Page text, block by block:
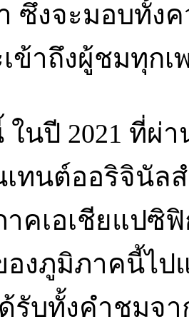
ซึ่งจะมอบทั้ง
ข้าถึงผู้ชมทุก
ในปี 2021 ที่ผ่
ทนต์ออริจินัล
คเอเชียแปซิ
งภูมิภาคนี้ไปแ
รับทั้งคำชมจ